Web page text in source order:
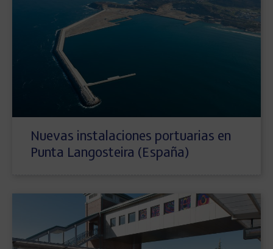
Nuevas instalaciones portuarias en
Punta Langosteira (España)